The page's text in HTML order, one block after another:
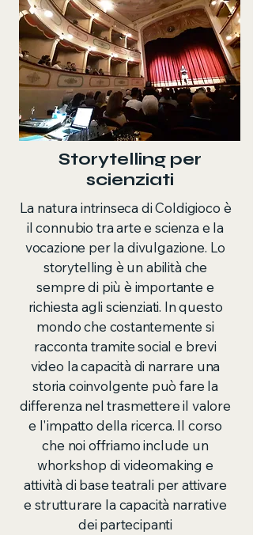
Storytelling per
scienziati
La natura intrinseca di Coldigioco è
il connubio tra arte e scienza e la
vocazione per la divulgazione. Lo
storytelling è un abilità che
sempre di più è importante e
richiesta agli scienziati. In questo
mondo che costantemente si
racconta tramite social e brevi
video la capacità di narrare una
storia coinvolgente può fare la
differenza nel trasmettere il valore
e l'impatto della ricerca. Il corso
che noi offriamo include un
whorkshop di videomaking e
attività di base teatrali per attivare
e strutturare la capacità narrative
dei partecipanti